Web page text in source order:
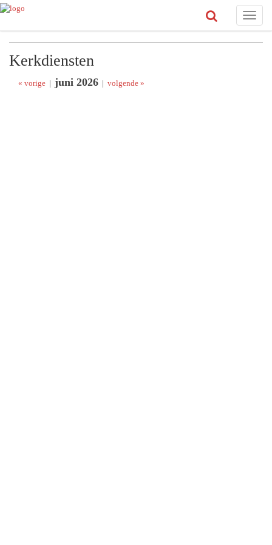
Toggle
Kerkdiensten
« vorige | juni 2026 | volgende »